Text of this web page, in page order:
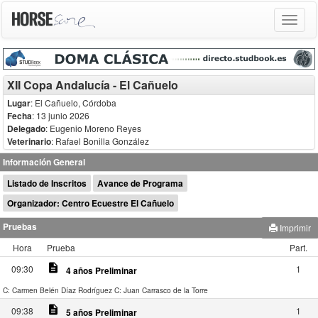
Toggle
XII Copa Andalucía - El Cañuelo
Lugar: El Cañuelo, Córdoba
Fecha: 13 junio 2026
Delegado: Eugenio Moreno Reyes
Veterinario: Rafael Bonilla González
Información General
Listado de Inscritos
Avance de Programa
Organizador: Centro Ecuestre El Cañuelo
Pruebas
Imprimir
Hora
Prueba
Part.
09:30
description 4 años Preliminar 1
C: Carmen Belén Díaz Rodríguez C: Juan Carrasco de la Torre
09:38 description 5 años Preliminar 1